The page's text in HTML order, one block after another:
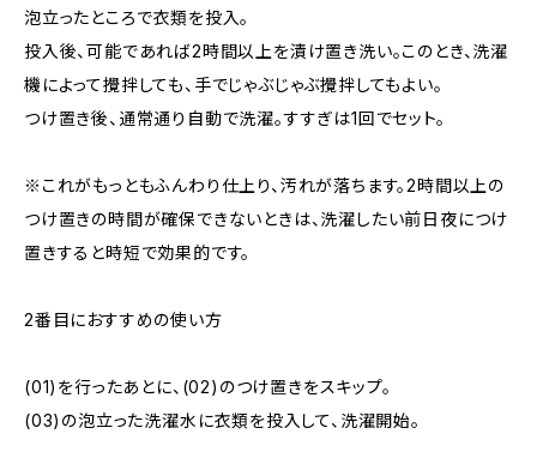
泡立ったところで衣類を投入。
投入後、可能であれば2時間以上を漬け置き洗い。このとき、洗濯
機によって攪拌しても、手でじゃぶじゃぶ攪拌してもよい。
つけ置き後、通常通り自動で洗濯。すすぎは1回でセット。
※これがもっともふんわり仕上り、汚れが落ちます。2時間以上の
つけ置きの時間が確保できないときは、洗濯したい前日夜につけ
置きすると時短で効果的です。
2番目におすすめの使い方
(01)を行ったあとに、(02)のつけ置きをスキップ。
(03)の泡立った洗濯水に衣類を投入して、洗濯開始。